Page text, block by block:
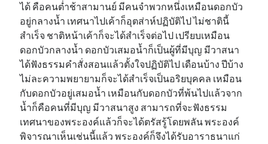
ได้ คือคนต่ำช้าสามานย์ มีคนจำพวกหนึ่งเหมือนดอกบัว
อยู่กลางน้ำ เทศนาไปเค้าก็อุตส่าห์ปฏิบัติไป ไม่ชาตินี้
สำเร็จ ชาติหน้าเค้าก็จะได้สำเร็จต่อไป เปรียบเหมือน
ดอกบัวกลางน้ำ ดอกบัวเสมอน้ำก็เป็นผู้ที่มีบุญ มีวาสนา
ได้ฟังธรรมคำสั่งสอนแล้วตั้งใจปฏิบัติไป เดือนบ้าง ปีบ้าง
ไม่ละความพยายามก็จะได้สำเร็จเป็นอริยบุคคล เหมือน
กับดอกบัวอยู่เสมอน้ำ เหมือนกับดอกบัวที่พ้นไปแล้วจาก
น้ำก็คือคนที่มีบุญ มีวาสนาสูง สามารถที่จะฟังธรรม
เทศนาของพระองค์แล้วก็จะได้ตรัสรู้โดยพลัน พระองค์
พิจารณาเห็นเช่นนี้แล้ว พระองค์ก็จึงได้รับอาราธนาแก่